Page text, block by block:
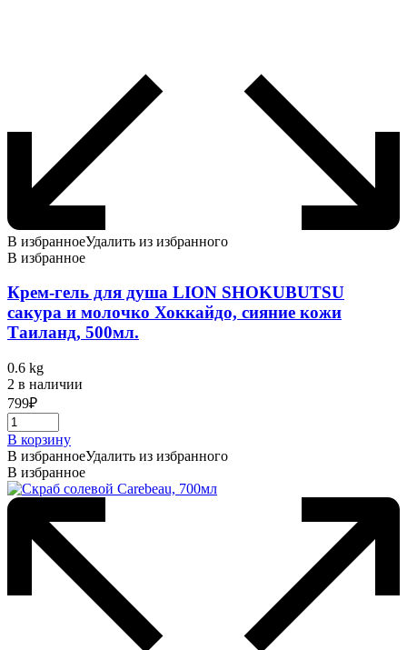
В избранноеУдалить из избранного
В избранное
Крем-гель для душа LION SHOKUBUTSU
сакура и молочко Хоккайдо, сияние кожи
Таиланд, 500мл.
0.6 kg
2 в наличии
799₽
В корзину
В избранноеУдалить из избранного
В избранное